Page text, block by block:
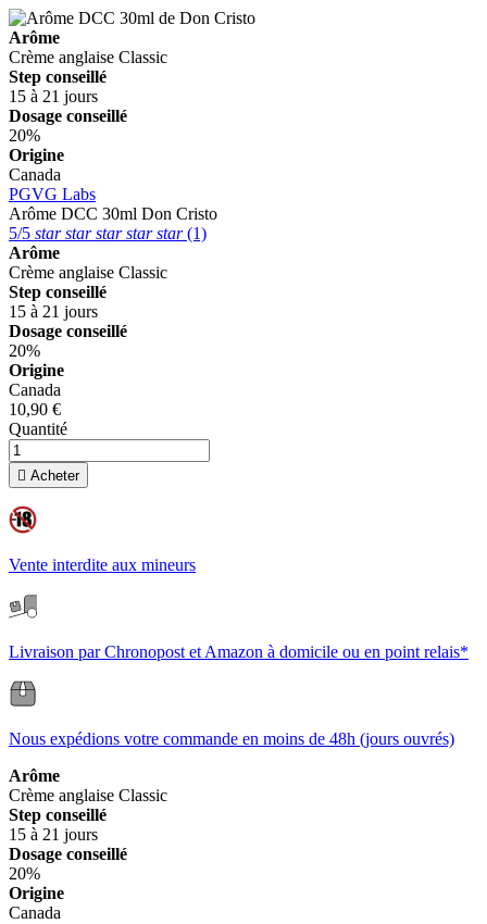
Arôme
Crème anglaise Classic
Step conseillé
15 à 21 jours
Dosage conseillé
20%
Origine
Canada
PGVG Labs
Arôme DCC 30ml Don Cristo
5/5 starstarstarstarstar(1)
Arôme
Crème anglaise Classic
Step conseillé
15 à 21 jours
Dosage conseillé
20%
Origine
Canada
10,90 €
Quantité
 Acheter
Vente interdite aux mineurs
Livraison par Chronopost et Amazon à domicile ou en point relais*
Nous expédions votre commande en moins de 48h (jours ouvrés)
Arôme
Crème anglaise Classic
Step conseillé
15 à 21 jours
Dosage conseillé
20%
Origine
Canada